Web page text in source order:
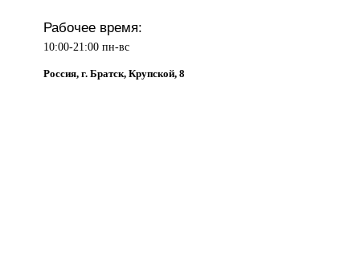
Рабочее время:
10:00-21:00 пн-вс
Россия, г. Братск, Крупской, 8